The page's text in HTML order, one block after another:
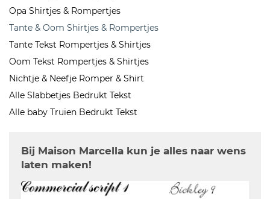
Opa Shirtjes & Rompertjes
Tante & Oom Shirtjes & Rompertjes
Tante Tekst Rompertjes & Shirtjes
Oom Tekst Rompertjes & Shirtjes
Nichtje & Neefje Romper & Shirt
Alle Slabbetjes Bedrukt Tekst
Alle baby Truien Bedrukt Tekst
Bij Maison Marcella kun je alles naar wens
laten maken!